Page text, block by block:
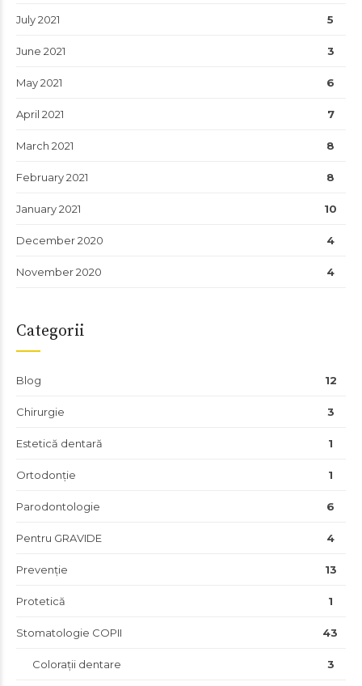
July 2021 5
June 2021 3
May 2021 6
April 2021 7
March 2021 8
February 2021 8
January 2021 10
December 2020 4
November 2020 4
Categorii
Blog 12
Chirurgie 3
Estetică dentară 1
Ortodonție 1
Parodontologie 6
Pentru GRAVIDE 4
Prevenție 13
Protetică 1
Stomatologie COPII 43
Colorații dentare 3